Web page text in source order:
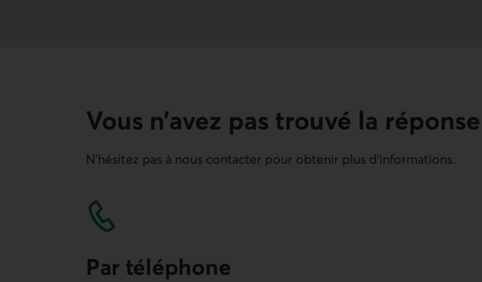
Vous n’avez pas trouvé la
N'hésitez pas à nous contacter pour obtenir plus d'informations.
Par téléphone